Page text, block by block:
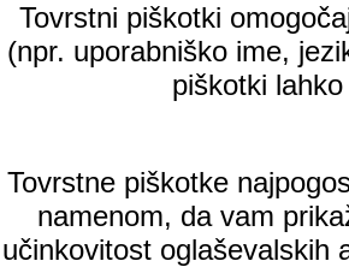
Tovrstni piškotki
(npr. uporabniško ime,
piškotki
Tovrstne piškotke
namenom, da vam
učinkovitost oglaševalskih